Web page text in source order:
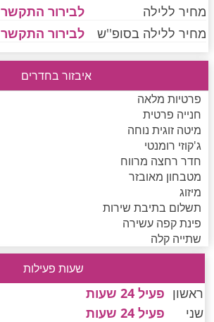
חדרים לפי שעה בחיפה קריות
חדרים לפי שעה בכנרת גליל תחתון עמקים
חדרים לפי שעה ברמת הגולן
חדרים לפי שעה בהערבה
חדרים לפי שעה בעמק יזרעאל
חדרים לפי שעה במישור החוף הדרומי
מחיר ללילה
לבירור התקשר
מחיר ללילה בסופ''ש
לבירור התקשר
איבזור בחדרים
פרטיות מלאה
חנייה פרטית
מיטה זוגית נוחה
ג'קוזי רומנטי
חדר רחצה מרווח
מטבחון מאובזר
מיזוג
תשלום בתיבת שירות
פינת קפה עשירה
שתייה קלה
שעות פעילות
ראשון פעיל 24 שעות
שני
פעיל 24 שעות